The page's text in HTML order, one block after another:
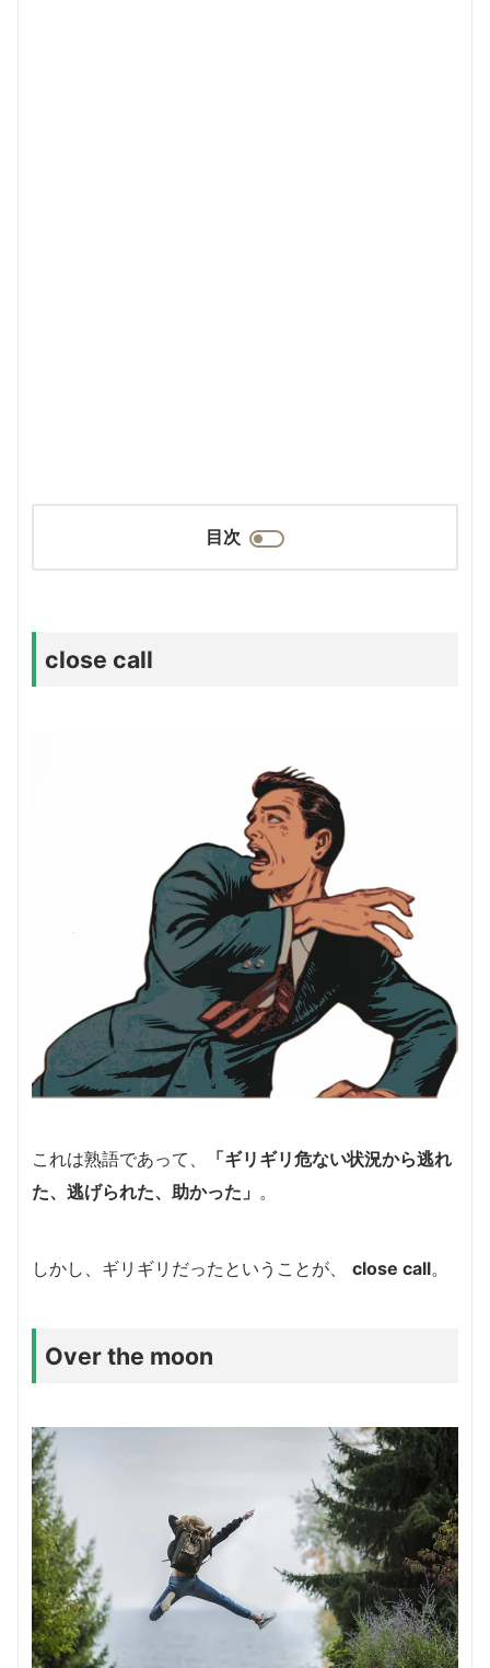
目次
close call
これは熟語であって、
「ギリギリ危ない状況から逃れ
た、逃げられた、助かった」 。
しかし、ギリギリだったということが、 close call。
Over the moon